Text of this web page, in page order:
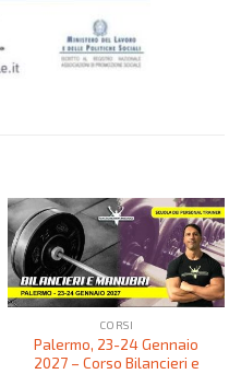
CORSI
Palermo, 23-24 Gennaio
2027 – Corso Bilancieri e